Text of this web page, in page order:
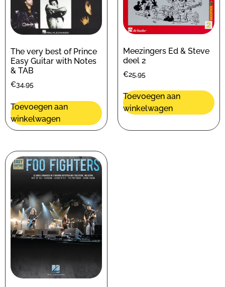
The very best of Prince
Easy Guitar with Notes
& TAB
€34,95
Toevoegen aan
winkelwagen
Meezingers Ed & Steve
deel 2
€25,95
Toevoegen aan
winkelwagen